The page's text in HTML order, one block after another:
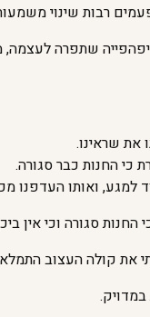
רבות שינוי
שתפרה
את שראינו.
כי החנות כבר סגורה.
למגע, ואותו העדפנו
סגורה וכי אין
את קולה העצוב